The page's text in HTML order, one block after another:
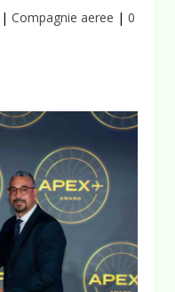
| Compagnie aeree | 0